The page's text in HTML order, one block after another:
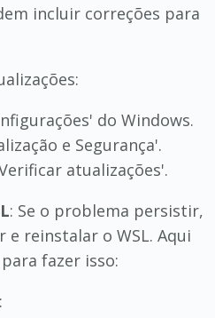
incluir correções para
do Windows.
e Segurança'.
atualizações'.
: Se o problema persistir,
reinstalar o WSL. Aqui
fazer isso: